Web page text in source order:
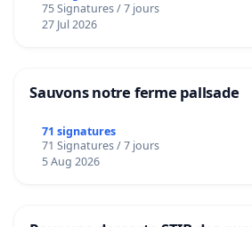
75 Signatures / 7 jours
27 Jul 2026
Sauvons notre ferme pallsade
71 signatures
71 Signatures / 7 jours
5 Aug 2026